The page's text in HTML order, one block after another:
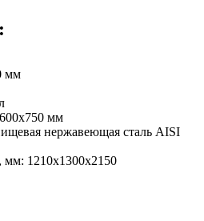
мм
мм
нержавеющая сталь AISI
мм: 1210х1300х2150